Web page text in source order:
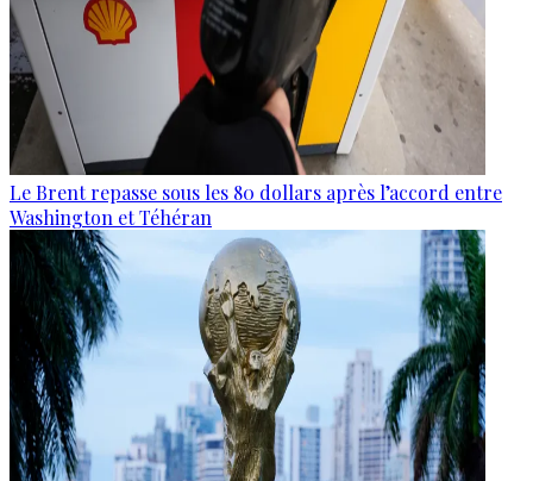
Le Brent repasse sous les 80 dollars après l’accord entre
Washington et Téhéran